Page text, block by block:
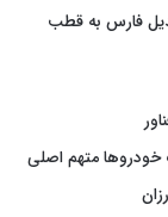
فارس به قطب
خودروها متهم اصلی